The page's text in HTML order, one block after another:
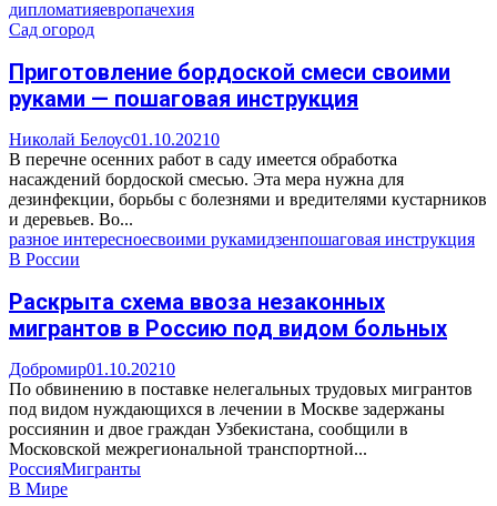
дипломатияевропачехия
Сад огород
Приготовление бордоской смеси своими
руками — пошаговая инструкция
Николай Белоус01.10.20210
В перечне осенних работ в саду имеется обработка
насаждений бордоской смесью. Эта мера нужна для
дезинфекции, борьбы с болезнями и вредителями кустарников
и деревьев. Во...
разное интересноесвоими рукамидзенпошаговая инструкция
В России
Раскрыта схема ввоза незаконных
мигрантов в Россию под видом больных
Добромир01.10.20210
По обвинению в поставке нелегальных трудовых мигрантов
под видом нуждающихся в лечении в Москве задержаны
россиянин и двое граждан Узбекистана, сообщили в
Московской межрегиональной транспортной...
РоссияМигранты
В Мире